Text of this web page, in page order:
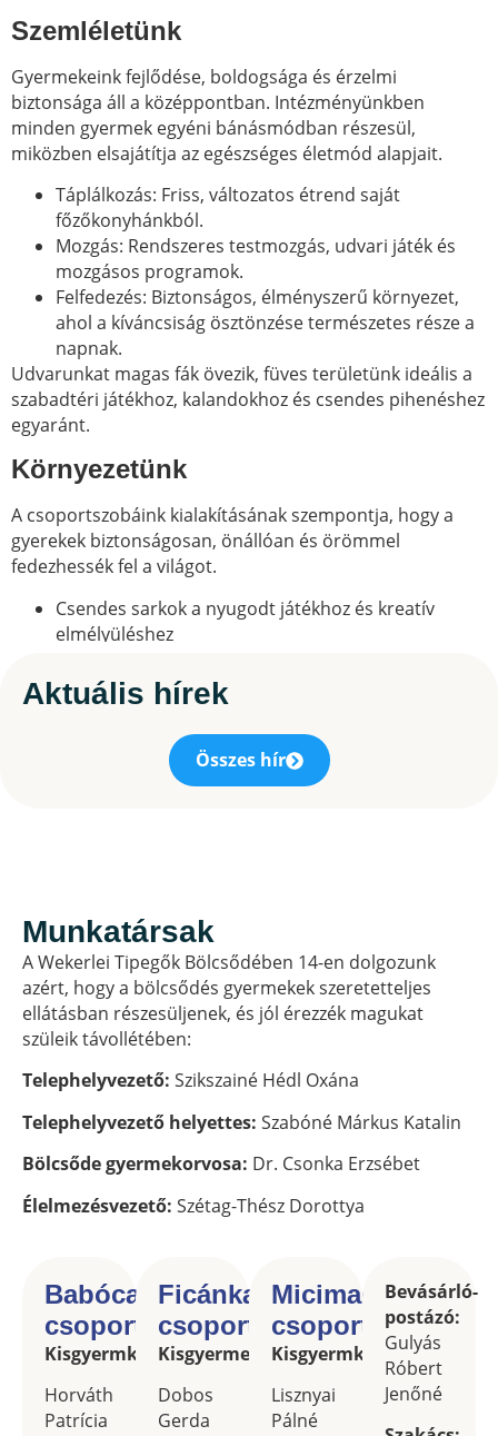
Szemléletünk
Gyermekeink fejlődése, boldogsága és érzelmi
biztonsága áll a középpontban. Intézményünkben
minden gyermek egyéni bánásmódban részesül,
miközben elsajátítja az egészséges életmód alapjait.
Táplálkozás: Friss, változatos étrend saját
főzőkonyhánkból.
Mozgás: Rendszeres testmozgás, udvari játék és
mozgásos programok.
Felfedezés: Biztonságos, élményszerű környezet,
ahol a kíváncsiság ösztönzése természetes része a
napnak.
Udvarunkat magas fák övezik, füves területünk ideális a
szabadtéri játékhoz, kalandokhoz és csendes pihenéshez
egyaránt.
Környezetünk
A csoportszobáink kialakításának szempontja, hogy a
gyerekek biztonságosan, önállóan és örömmel
fedezhessék fel a világot.
Csendes sarkok a nyugodt játékhoz és kreatív
elmélyüléshez
Folyamatosan megújuló játszóudvar és játékkészlet,
pályázatok és alapítványi támogatások révén
Minden eszközünk és programunk a gyermekek
fejlődését és örömét szolgálja.
vehetnek közös ünnepeinken, programjainkon. Ez erősíti
a bizalmat és a partneri kapcsolatot a családok és
kisgyermeknevelők között.
Célunk, hogy együtt a családokkal boldog, biztonságos
és élményekkel teli gyermekkort biztosítsunk a kicsiknek
kisgyermekek alkotják.
Miért válasszon minket?
Egyedülálló, családias légkör Wekerletelep szívében
Szakértő, elhivatott nevelői csapat
Szoros együttműködés a családokkal
A Wekerlei Tipegők Bölcsőde nem csak hely a
gyerekeknek – ez egy otthon, ahol a kíváncsiság, a
felfedezés és a szeretet minden nap együtt él.
Aktuális hírek
Összes hír
Munkatársak
A Wekerlei Tipegők Bölcsődében 14-en dolgozunk
azért, hogy a bölcsődés gyermekek szeretetteljes
ellátásban részesüljenek, és jól érezzék magukat
szüleik távollétében:
Telephelyvezető: Szikszainé Hédl Oxána
Telephelyvezető helyettes: Szabóné Márkus Katalin
Bölcsőde gyermekorvosa: Dr. Csonka Erzsébet
Élelmezésvezető: Szétag-Thész Dorottya
Babóca
csoport
Kisgyermkenevelők:
Horváth
Patrícia
Ficánka
csoport
Kisgyermeknevelők:
Dobos
Gerda
Micimackó
csoport
Kisgyermkenevelők:
Lisznyai
Pálné
Bevásárló-
postázó:
Gulyás
Róbert
Jenőné